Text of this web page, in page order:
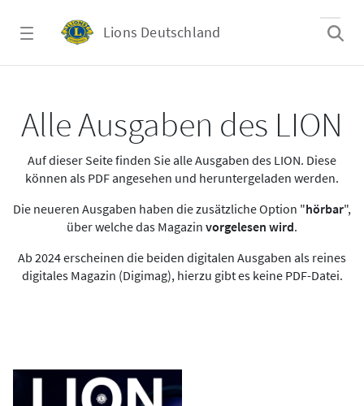
Lions Deutschland
Alle Ausgaben des LION
Auf dieser Seite finden Sie alle Ausgaben des LION. Diese
können als PDF angesehen und heruntergeladen werden.
Die neueren Ausgaben haben die zusätzliche Option "hörbar",
über welche das Magazin vorgelesen wird.
Ab 2024 erscheinen die beiden digitalen Ausgaben als reines
digitales Magazin (Digimag), hierzu gibt es keine PDF-Datei.